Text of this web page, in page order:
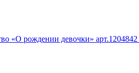
«О рождении девочки» арт.1204842